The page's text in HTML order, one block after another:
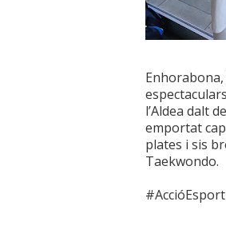
l’Aldea dalt
emportat
plates i sis
Taekwondo.